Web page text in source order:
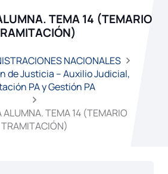
TEMA 14 (TEMARIO
NACIONALES
de Justicia – Auxilio Judicial,
PA y Gestión PA
ALUMNA. TEMA 14 (TEMARIO
TRAMITACIÓN)